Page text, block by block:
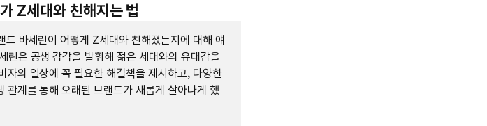
Z세대와 친해지는 법
드 바세린이 어떻게 Z세대와 친해졌는지에 대해 얘
린은 공생 감각을 발휘해 젊은 세대와의 유대감을
자의 일상에 꼭 필요한 해결책을 제시하고, 다양한
관계를 통해 오래된 브랜드가 새롭게 살아나게 했